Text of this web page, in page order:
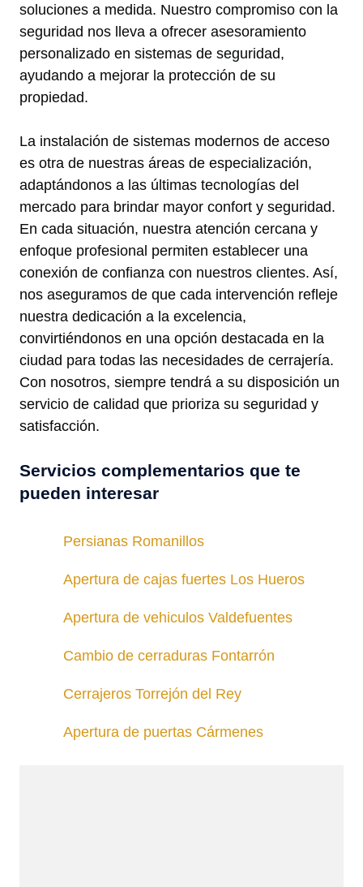
soluciones a medida. Nuestro compromiso con la
seguridad nos lleva a ofrecer asesoramiento
personalizado en sistemas de seguridad,
ayudando a mejorar la protección de su
propiedad.
La instalación de sistemas modernos de acceso
es otra de nuestras áreas de especialización,
adaptándonos a las últimas tecnologías del
mercado para brindar mayor confort y seguridad.
En cada situación, nuestra atención cercana y
enfoque profesional permiten establecer una
conexión de confianza con nuestros clientes. Así,
nos aseguramos de que cada intervención refleje
nuestra dedicación a la excelencia,
convirtiéndonos en una opción destacada en la
ciudad para todas las necesidades de cerrajería.
Con nosotros, siempre tendrá a su disposición un
servicio de calidad que prioriza su seguridad y
satisfacción.
Servicios complementarios que te
pueden interesar
Persianas Romanillos
Apertura de cajas fuertes Los Hueros
Apertura de vehiculos Valdefuentes
Cambio de cerraduras Fontarrón
Cerrajeros Torrejón del Rey
Apertura de puertas Cármenes